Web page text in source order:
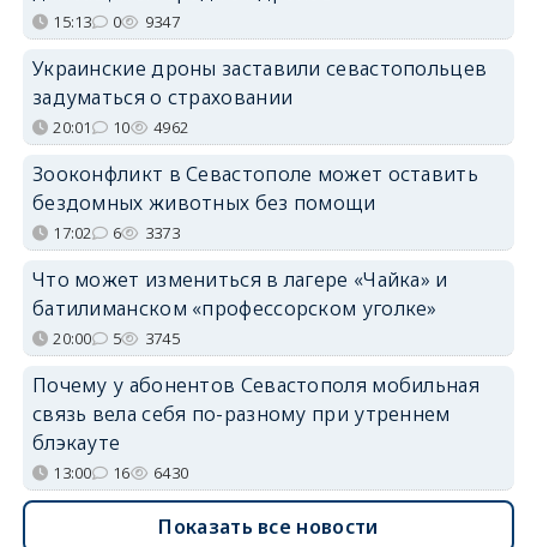
15:13 0 9347
Украинские дроны заставили севастопольцев
задуматься о страховании
20:01 10 4962
Зооконфликт в Севастополе может оставить
бездомных животных без помощи
17:02 6 3373
Что может измениться в лагере «Чайка» и
батилиманском «профессорском уголке»
20:00 5 3745
Почему у абонентов Севастополя мобильная
связь вела себя по-разному при утреннем
блэкауте
13:00 16 6430
Показать все новости